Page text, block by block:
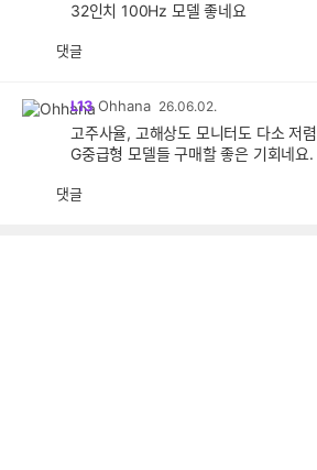
32인치 100Hz 모델 좋네요
댓글
L13 Ohhana 26.06.02.
고주사율, 고해상도 모니터도 다소 저
G중급형 모델들 구매할 좋은 기회네요.
댓글